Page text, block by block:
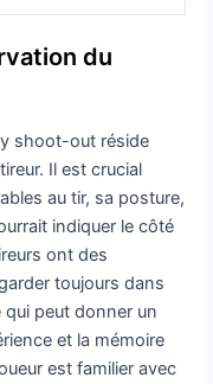
du
shoot-out réside
Il est crucial
au tir, sa posture,
indiquer le côté
ont des
toujours dans
peut donner un
et la mémoire
est familier avec